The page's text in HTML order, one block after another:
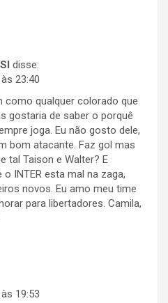
disse:
23:40
qualquer colorado que
gostaria de saber o porquê
joga. Eu não gosto dele,
bom atacante. Faz gol mas
tal Taison e Walter? E
INTER esta mal na zaga,
novos. Eu amo meu time
para libertadores. Camila,
19:53